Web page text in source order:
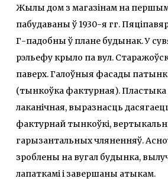
Жылы дом з магазінам на
пабудаваны ў 1930-я гг.
Г-падобны ў плане будынак. У
рэльефу крыло па вул.
паверх. Галоўныя фасады
(тынкоўка фактурная). Пластыка
лаканічная, выразнасць
фактурнай тынкоўкі,
гарызантальных чляненняў.
зроблены на вугал будынка,
лапаткамі і завершаны атыкам.